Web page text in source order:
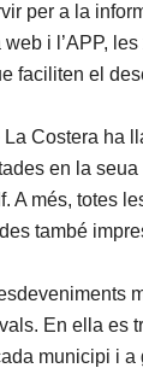
per a la
i l’APP,
faciliten el
Costera ha
en la
A més, totes
també
En ella es
municipi i